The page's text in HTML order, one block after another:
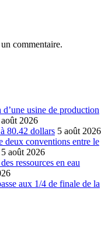
commentaire.
usine de production
2026
80.42 dollars 5 août 2026
deux conventions entre le
5 août 2026
ressources en eau
aux 1/4 de finale de la